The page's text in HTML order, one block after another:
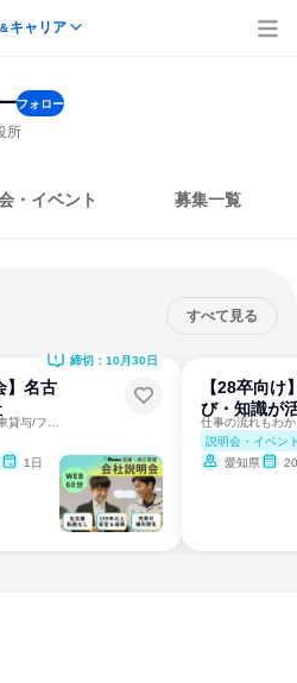
＆キャリア
フォロー
所
・イベント 募集一覧
すべて見る
】名古
1日
締切：10月30日
【28卒向け
び・知識が
説明会・イベン
愛知県